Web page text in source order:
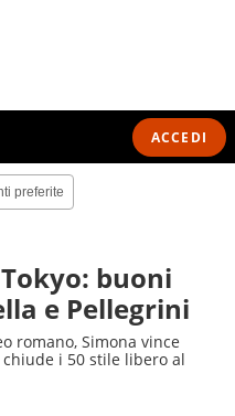
ACCEDI
preferite
buoni
e Pellegrini
romano, Simona vince
i 50 stile libero al